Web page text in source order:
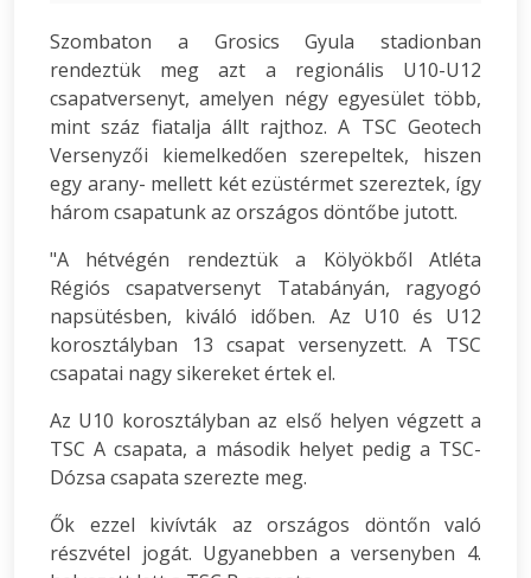
Szombaton a Grosics Gyula stadionban
rendeztük meg azt a regionális U10-U12
csapatversenyt, amelyen négy egyesület több,
mint száz fiatalja állt rajthoz. A TSC Geotech
Versenyzői kiemelkedően szerepeltek, hiszen
egy arany- mellett két ezüstérmet szereztek, így
három csapatunk az országos döntőbe jutott.
"A hétvégén rendeztük a Kölyökből Atléta
Régiós csapatversenyt Tatabányán, ragyogó
napsütésben, kiváló időben. Az U10 és U12
korosztályban 13 csapat versenyzett. A TSC
csapatai nagy sikereket értek el.
Az U10 korosztályban az első helyen végzett a
TSC A csapata, a második helyet pedig a TSC-
Dózsa csapata szerezte meg.
Ők ezzel kivívták az országos döntőn való
részvétel jogát. Ugyanebben a versenyben 4.